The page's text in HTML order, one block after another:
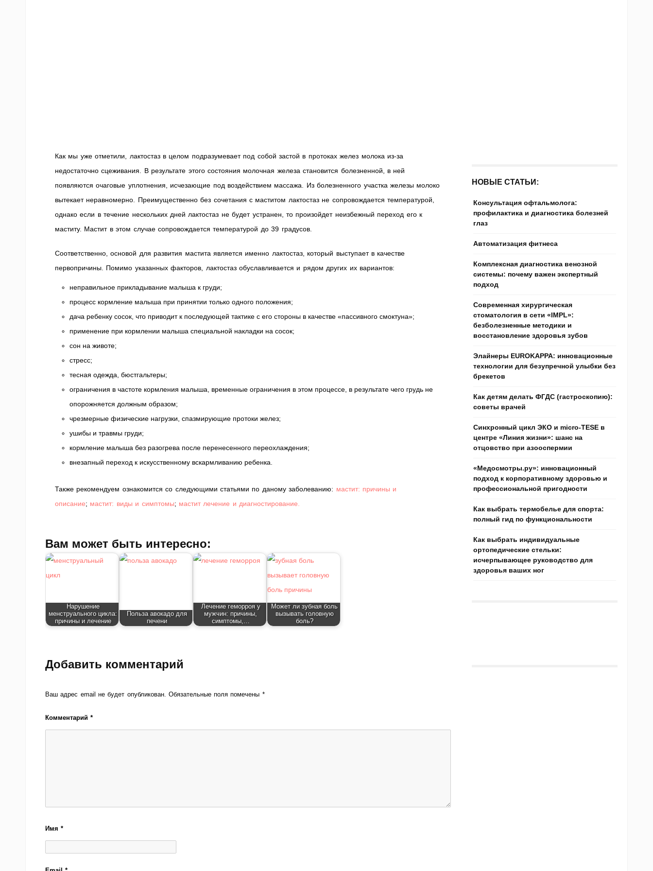
Как мы уже отметили, лактостаз в целом подразумевает под собой застой в протоках желез молока из-за
недостаточно сцеживания. В результате этого состояния молочная железа становится болезненной, в ней
появляются очаговые уплотнения, исчезающие под воздействием массажа. Из болезненного участка железы молоко
вытекает неравномерно. Преимущественно без сочетания с маститом лактостаз не сопровождается температурой,
однако если в течение нескольких дней лактостаз не будет устранен, то произойдет неизбежный переход его к
маститу. Мастит в этом случае сопровождается температурой до 39 градусов.
Соответственно, основой для развития мастита является именно лактостаз, который выступает в качестве
первопричины. Помимо указанных факторов, лактостаз обуславливается и рядом других их вариантов:
неправильное прикладывание малыша к груди;
процесс кормление малыша при принятии только одного положения;
дача ребенку сосок, что приводит к последующей тактике с его стороны в качестве «пассивного смоктуна»;
применение при кормлении малыша специальной накладки на сосок;
сон на животе;
стресс;
тесная одежда, бюстгальтеры;
ограничения в частоте кормления малыша, временные ограничения в этом процессе, в результате чего грудь не
опорожняется должным образом;
чрезмерные физические нагрузки, спазмирующие протоки желез;
ушибы и травмы груди;
кормление малыша без разогрева после перенесенного переохлаждения;
внезапный переход к искусственному вскармливанию ребенка.
Также рекомендуем ознакомится со следующими статьями по даному заболеванию: мастит: причины и
описание; мастит: виды и симптомы; мастит лечение и диагностирование.
Вам может быть интересно:
Нарушение
менструального цикла:
причины и лечение
Польза авокадо для
печени
Лечение геморроя у
мужчин: причины,
симптомы,…
Может ли зубная боль
вызывать головную
боль?
Добавить комментарий
Ваш адрес email не будет опубликован. Обязательные поля помечены *
Комментарий*
Имя*
НОВЫЕ СТАТЬИ:
Консультация офтальмолога:
профилактика и диагностика болезней
глаз
Автоматизация фитнеса
Комплексная диагностика венозной
системы: почему важен экспертный
подход
Современная хирургическая
стоматология в сети «IMPL»:
безболезненные методики и
восстановление здоровья зубов
Элайнеры EUROKAPPA: инновационные
технологии для безупречной улыбки без
брекетов
Как детям делать ФГДС (гастроскопию):
советы врачей
Синхронный цикл ЭКО и micro-TESE в
центре «Линия жизни»: шанс на
отцовство при азооспермии
«Медосмотры.ру»: инновационный
подход к корпоративному здоровью и
профессиональной пригодности
Как выбрать термобелье для спорта:
полный гид по функциональности
Как выбрать индивидуальные
ортопедические стельки:
исчерпывающее руководство для
здоровья ваших ног